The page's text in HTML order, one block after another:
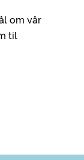
om vår
til